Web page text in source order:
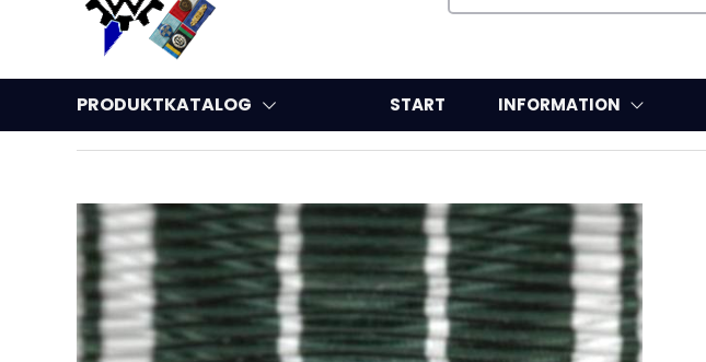
PRODUKTKATALOG START INFORMATION